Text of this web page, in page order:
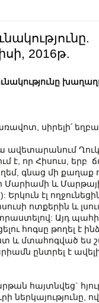
2016թ.
ունակությունը
սիրելի՛
ավետարանում
է, որ Հիսուս, երբ
գնաց մի քաղաք
Մարիամի և
Երկուն էլ
ոտքերին և
Այդ
հոգսը թողել է
և մտահոգված ես
ընտրել է
հայտնվեց`
ներկայությունը,